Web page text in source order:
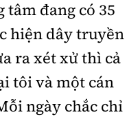
đang có 35
hiện dây truyền
ra xét xử thì cả
tôi và một cán
ngày chắc chỉ